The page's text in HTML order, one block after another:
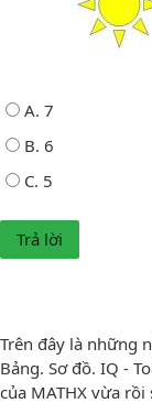
A. 7
B. 6
C. 5
Trên đây là những
Bảng. Sơ đồ. IQ -
của MATHX vừa